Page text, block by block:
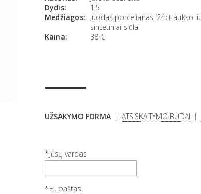
Dydis:
1,5
Medžiagos:
Juodas porcelianas, 24ct aukso
sintetiniai siūlai
Kaina:
38 €
UŽSAKYMO FORMA ATSISKAITYMO BŪDAI
Jūsų vardas
El. paštas